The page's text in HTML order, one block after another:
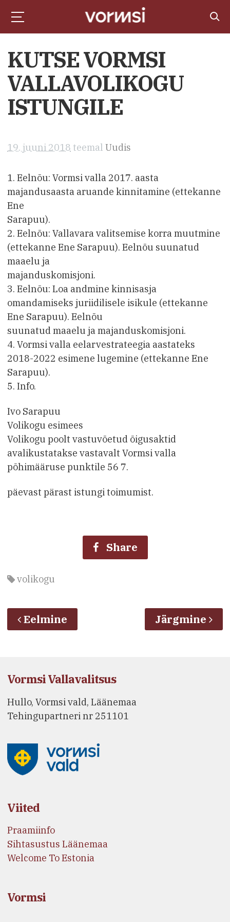
KUTSE VORMSI
VALLAVOLIKOGU
ISTUNGILE
19. juuni 2018 teemal Uudis
1. Eelnõu: Vormsi valla 2017. aasta
majandusaasta aruande kinnitamine (ettekanne
Ene
Sarapuu).
2. Eelnõu: Vallavara valitsemise korra muutmine
(ettekanne Ene Sarapuu). Eelnõu suunatud
maaelu ja
majanduskomisjoni.
3. Eelnõu: Loa andmine kinnisasja
omandamiseks juriidilisele isikule (ettekanne
Ene Sarapuu). Eelnõu
suunatud maaelu ja majanduskomisjoni.
4. Vormsi valla eelarvestrateegia aastateks
2018-2022 esimene lugemine (ettekanne Ene
Sarapuu).
5. Info.
Ivo Sarapuu
Volikogu esimees
Volikogu poolt vastuvõetud õigusaktid
avalikustatakse vastavalt Vormsi valla
põhimääruse punktile 56 7.
päevast pärast istungi toimumist.
Share
volikogu
Eelmine Järgmine
Vormsi Vallavalitsus
Hullo, Vormsi vald, Läänemaa
Tehingupartneri nr 251101
Viited
Praamiinfo
Sihtasustus Läänemaa
Welcome To Estonia
Vormsi